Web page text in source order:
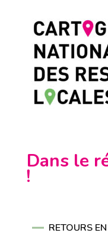
Dans le
!
RETOURS